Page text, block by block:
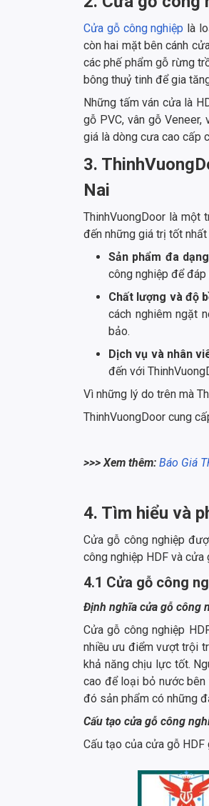
Cửa gỗ công nghiệp là
còn hai mặt bên cánh
các phế phẩm gỗ rừng
bông thuỷ tinh để gia
Những tấm ván cửa là
gỗ PVC, vân gỗ
giá là dòng cưa cao cấp
3.
Nai
ThinhVuongDoor là một
đến những giá trị tốt
Sản phẩm đa
công nghiệp để đáp
Chất lượng và độ
cách nghiêm ngặt
bảo.
Dịch vụ và nhân
đến với
Vì những lý do trên mà
ThinhVuongDoor cung
>>> Xem thêm: Báo Giá
4. Tìm hiểu và
Cửa gỗ công nghiệp
công nghiệp HDF và cửa
4.1 Cửa gỗ công
Định nghĩa cửa gỗ công
Cửa gỗ công nghiệp
nhiều ưu điểm vượt trội
khả năng chịu lực tốt.
cao để loại bỏ nước
đó sản phẩm có những
Cấu tạo cửa gỗ công
Cấu tạo của cửa gỗ HDF